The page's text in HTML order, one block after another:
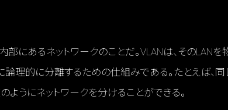
部にあるネットワークのことだ。VLANは、そのLAN
論理的に分離するための仕組みである。たとえば、
ようにネットワークを分けることができる。